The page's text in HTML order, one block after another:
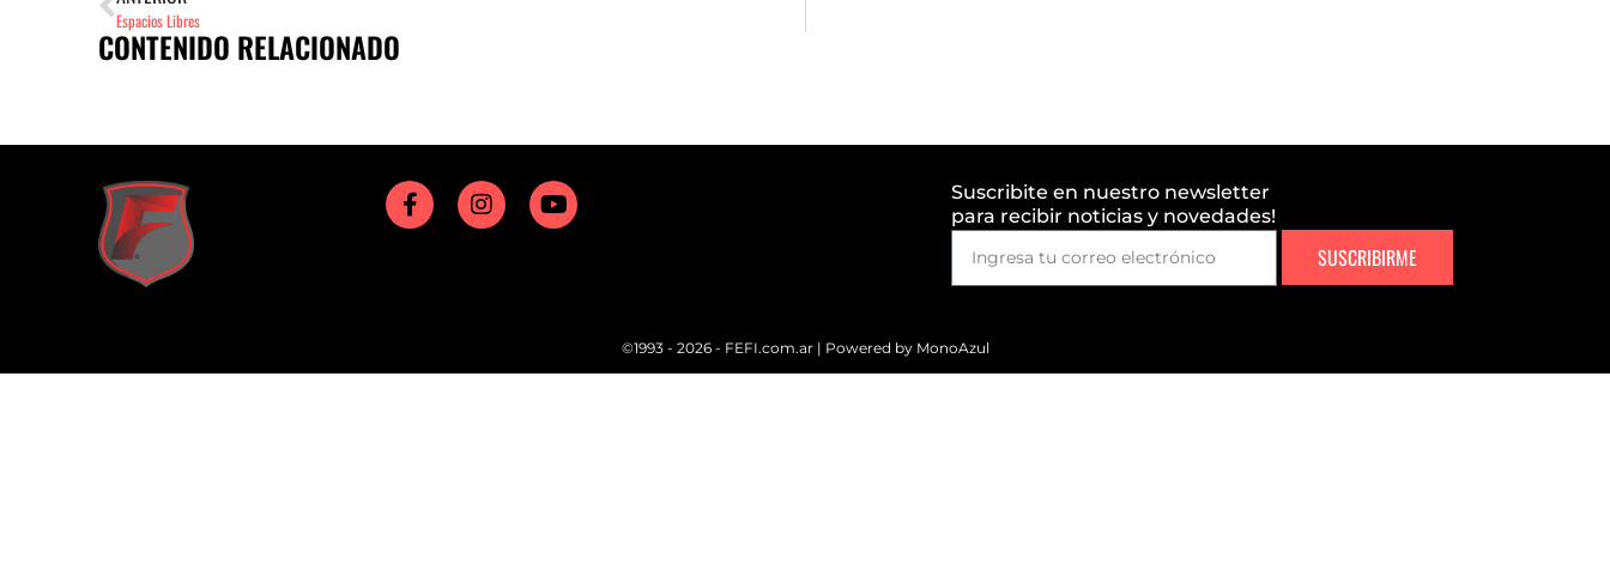
Espacios Libres
CONTENIDO RELACIONADO
Suscribite en nuestro newsletter
para recibir noticias y novedades!
SUSCRIBIRME
©1993 - 2026 - FEFI.com.ar | Powered by MonoAzul